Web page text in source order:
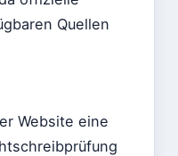
Quellen
Website eine